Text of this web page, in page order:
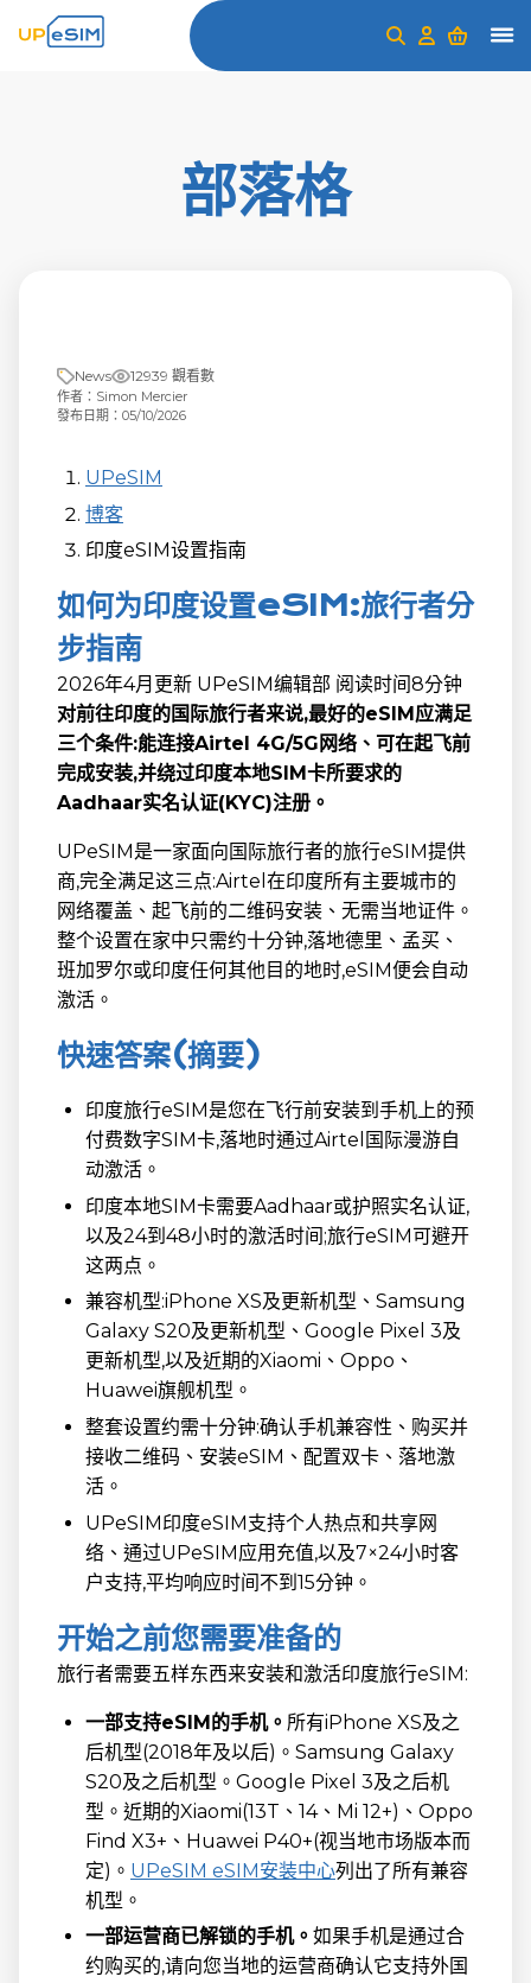
部落格
News 12939 觀看數
作者：Simon Mercier
發布日期：05/10/2026
UPeSIM
博客
印度eSIM设置指南
如何为印度设置eSIM:旅行者分
步指南
2026年4月更新 UPeSIM编辑部 阅读时间8分钟
对前往印度的国际旅行者来说,最好的eSIM应满足
三个条件:能连接Airtel 4G/5G网络、可在起飞前
完成安装,并绕过印度本地SIM卡所要求的
Aadhaar实名认证(KYC)注册。
UPeSIM是一家面向国际旅行者的旅行eSIM提供
商,完全满足这三点:Airtel在印度所有主要城市的
网络覆盖、起飞前的二维码安装、无需当地证件。
整个设置在家中只需约十分钟,落地德里、孟买、
班加罗尔或印度任何其他目的地时,eSIM便会自动
激活。
快速答案(摘要)
印度旅行eSIM是您在飞行前安装到手机上的预
付费数字SIM卡,落地时通过Airtel国际漫游自
动激活。
印度本地SIM卡需要Aadhaar或护照实名认证,
以及24到48小时的激活时间;旅行eSIM可避开
这两点。
兼容机型:iPhone XS及更新机型、Samsung
Galaxy S20及更新机型、Google Pixel 3及
更新机型,以及近期的Xiaomi、Oppo、
Huawei旗舰机型。
整套设置约需十分钟:确认手机兼容性、购买并
接收二维码、安装eSIM、配置双卡、落地激
活。
UPeSIM印度eSIM支持个人热点和共享网
络、通过UPeSIM应用充值,以及7×24小时客
户支持,平均响应时间不到15分钟。
开始之前您需要准备的
旅行者需要五样东西来安装和激活印度旅行eSIM:
一部支持eSIM的手机。 所有iPhone XS及之
后机型(2018年及以后)。Samsung Galaxy
S20及之后机型。Google Pixel 3及之后机
型。近期的Xiaomi(13T、14、Mi 12+)、Oppo
Find X3+、Huawei P40+(视当地市场版本而
定)。 UPeSIM eSIM安装中心列出了所有兼容
机型。
一部运营商已解锁的手机。 如果手机是通过合
约购买的,请向您当地的运营商确认它支持外国